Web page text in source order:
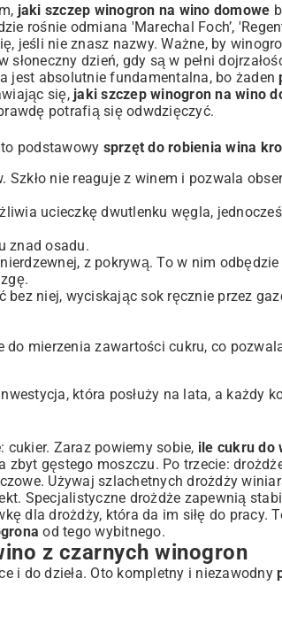
jaki szczep winogron na wino domowe
rośnie odmiana 'Marechal Foch’,
jeśli nie znasz nazwy. Ważne, by
dzień, gdy są w pełni
jest absolutnie fundamentalna, bo żaden
się, jaki szczep winogron na wino
potrafią się odwdzięczyć.
podstawowy sprzęt do robienia wina
Szkło nie reaguje z winem i pozwala
ucieczkę dwutlenku węgla,
znad osadu.
z pokrywą. To w nim
bez niej, wyciskając sok ręcznie przez
do mierzenia zawartości cukru, co
która posłuży na lata, a każdy
cukier. Zaraz powiemy sobie, ile cukru do
gęstego moszczu. Po trzecie:
Używaj szlachetnych drożdży
Specjalistyczne drożdże zapewnią
dla drożdży, która da im siłę do pracy.
od tego wybitnego.
z czarnych winogron
i do dzieła. Oto kompletny i niezawodny